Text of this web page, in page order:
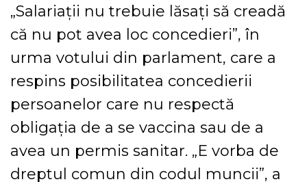
„Salariaţii nu trebuie lăsaţi să creadă
că nu pot avea loc concedieri”, în
urma votului din parlament, care a
respins posibilitatea concedierii
persoanelor care nu respectă
obligaţia de a se vaccina sau de a
avea un permis sanitar. „E vorba de
dreptul comun din codul muncii”, a